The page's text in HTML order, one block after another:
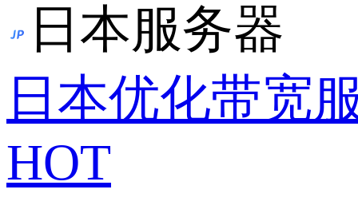
日本服务器
日本优化带宽
HOT